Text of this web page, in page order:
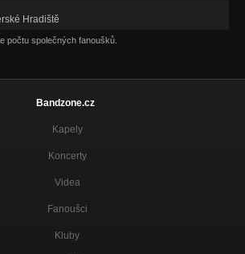
Hradiště
počtu společných fanoušků.
Bandzone.cz
Kapely
Koncerty
Videa
Fanoušci
Kluby